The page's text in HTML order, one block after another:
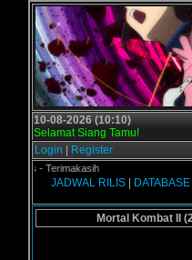
10-08-2026 (10:10)
Selamat Siang Tamu!
Login
Register
- Terimakasih
JADWAL RILIS|
Mortal Kombat II